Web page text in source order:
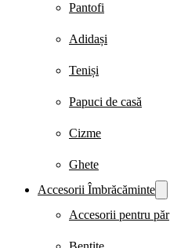
Pantofi
Adidași
Teniși
Papuci de casă
Cizme
Ghete
Accesorii Îmbrăcăminte
Accesorii pentru păr